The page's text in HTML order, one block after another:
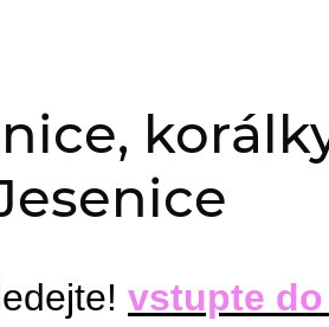
vstupte